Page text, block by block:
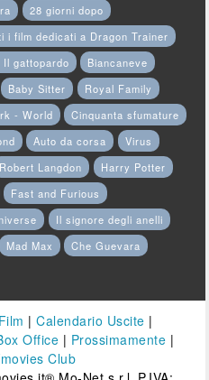
28 giorni dopo
i film dedicati a Dragon Trainer
gattopardo
Biancaneve
Baby Sitter
Royal Family
- World
Cinquanta sfumature
Auto da corsa
Virus
Robert Langdon
Harry Potter
Fast and Furious
Il signore degli anelli
Mad Max
Che Guevara
Film |Calendario Uscite |
Office | Prossimamente |
Club